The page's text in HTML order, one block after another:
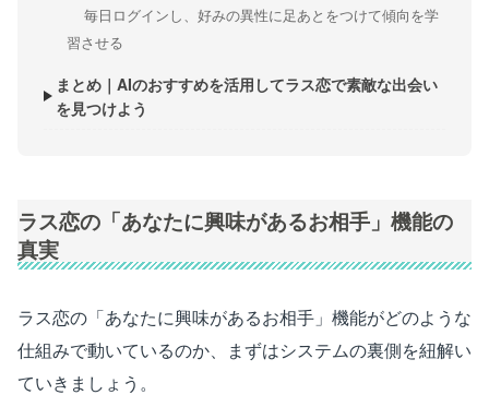
毎日ログインし、好みの異性に足あとをつけて傾向を学
習させる
まとめ｜AIのおすすめを活用してラス恋で素敵な出会い
を見つけよう
ラス恋の「あなたに興味があるお相手」機能の
真実
ラス恋の「あなたに興味があるお相手」機能がどのような
仕組みで動いているのか、まずはシステムの裏側を紐解い
ていきましょう。